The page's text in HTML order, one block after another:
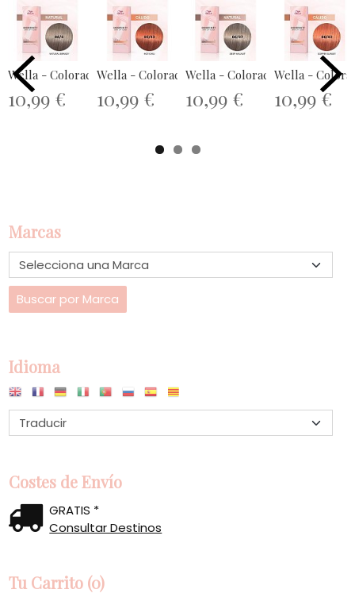
Marcas
Idioma
Costes de Envío
GRATIS *
Consultar Destinos
Tu Carrito (0)
Wella - Coloración SHINEFINITY 06/0...
10,99 €
Wella - Coloración SHINEFINITY 05/43...
10,99 €
Wella - Coloración
10,99 €
Wella -
10,99 €